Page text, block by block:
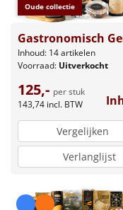
Oude collectie
Gastronomisch
Inhoud: 14 artikelen
Voorraad: Uitverkocht
125,- per stuk
143,74 incl. BTW
Vergelijken
Verlanglijst